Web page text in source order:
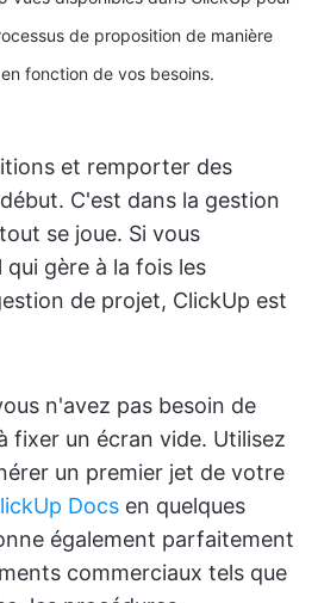
de proposition de manière
fonction de vos besoins.
et remporter des
C'est dans la gestion
se joue. Si vous
gère à la fois les
de projet, ClickUp est
n'avez pas besoin de
fixer un écran vide. Utilisez
un premier jet de votre
Docs en quelques
également parfaitement
commerciaux tels que